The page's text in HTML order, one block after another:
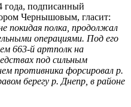
года, подписанный
Чернышовым, гласит:
покидая полка, продолжал
операциями. Под его
663-й артполк на
под сильным
противника форсировал р.
берегу р. Днепр, в районе